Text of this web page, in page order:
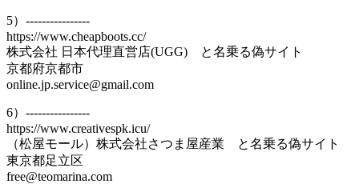
5）----------------
https://www.cheapboots.cc/
株式会社 日本代理直営店(UGG) と名乗る偽サイト
京都府京都市
online.jp.service@gmail.com
6）----------------
https://www.creativespk.icu/
（松屋モール）株式会社さつま屋産業 と名乗る偽サイト
東京都足立区
free@teomarina.com